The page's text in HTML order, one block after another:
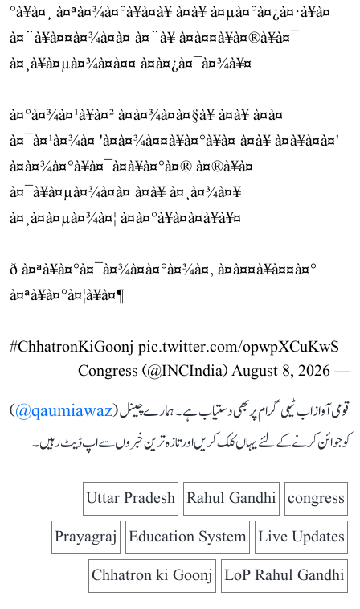
°à¥à¤¸ à¤ªà¤¾à¤°à¥à¤à¥ à¤à¥ à¤µà¤°à¤¿à¤·à¥à¤
à¤¨à¥à¤¤à¤¾à¤à¤ à¤¨à¥ à¤à¤¤à¥à¤®à¥à¤¯
à¤¸à¥à¤µà¤¾à¤à¤¤ à¤à¤¿à¤¯à¤¾à¥¤
à¤°à¤¾à¤¹à¥à¤² à¤à¤¾à¤à¤§à¥ à¤à¥ à¤à¤
à¤¯à¤¹à¤¾à¤ 'à¤à¤¾à¤¤à¥à¤°à¥à¤ à¤à¥ à¤à¥à¤à¤'
à¤à¤¾à¤°à¥à¤¯à¤à¥à¤°à¤® à¤®à¥à¤
à¤¯à¥à¤µà¤¾à¤à¤ à¤à¥ à¤¸à¤¾à¤¥
à¤¸à¤à¤µà¤¾à¤¦ à¤à¤°à¥à¤à¤à¥à¥¤
ð à¤ªà¥à¤°à¤¯à¤¾à¤à¤°à¤¾à¤, à¤à¤¤à¥à¤¤à¤°
à¤ªà¥à¤°à¤¦à¥à¤¶
#ChhatronKiGoonj pic.twitter.com/opwpXCuKwS
— Congress (@INCIndia)
August 8, 2026
قومی آواز اب ٹیلی گرام پر بھی دستیاب ہے۔ ہمارے چینل (qaumiawaz@
)
کو جوائن کرنے کے لئے یہاں کلک کریں اور تازہ ترین خبروں سے اپ ڈیٹ رہیں۔
congress
Rahul Gandhi
Uttar Pradesh
Live Updates
Education System
Prayagraj
LoP Rahul Gandhi
Chhatron ki Goonj